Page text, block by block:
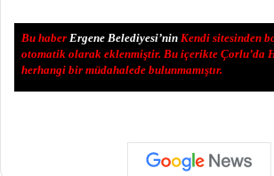
Bu haberErgene Belediyesi’nin Kendi sitesinden
otomatik olarak eklenmiştir. Bu içerikte Çorlu’da
herhangi bir müdahalede bulunmamıştır.